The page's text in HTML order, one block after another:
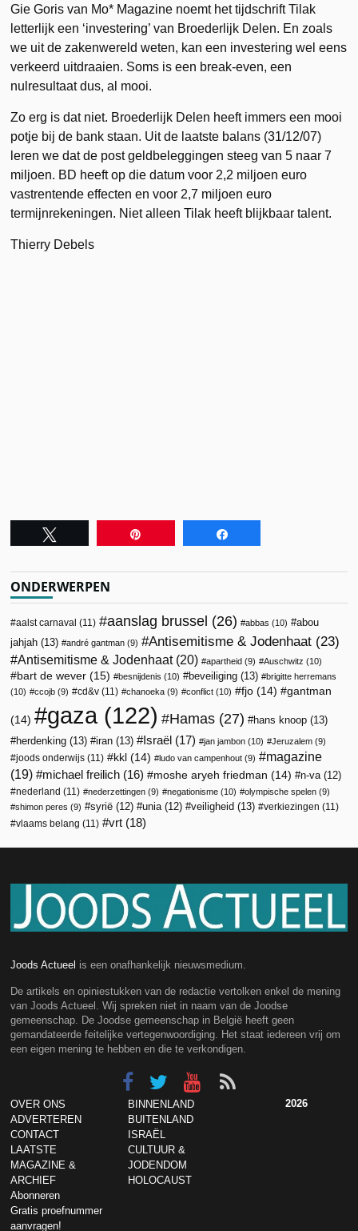
Gie Goris van Mo* Magazine noemt het tijdschrift Tilak
letterlijk een ‘investering’ van Broederlijk Delen. En zoals
we uit de zakenwereld weten, kan een investering wel eens
verkeerd uitdraaien. Soms is een break-even, een
nulresultaat dus, al mooi.
Zo erg is dat niet. Broederlijk Delen heeft immers een mooi
potje bij de bank staan. Uit de laatste balans (31/12/07)
leren we dat de post geldbeleggingen steeg van 5 naar 7
miljoen. BD heeft op die datum voor 2,2 miljoen euro
vastrentende effecten en voor 2,7 miljoen euro
termijnrekeningen. Niet alleen Tilak heeft blijkbaar talent.
Thierry Debels
ONDERWERPEN
aalst carnaval (11) aanslag brussel (26) abbas (10)
abou
jahjah (13) andré gantman (9) Antisemitisme & Jodenhaat (23)
Antisemitisme & Jodenhaat(20) apartheid (9) Auschwitz (10)
bart de wever (15) besnijdenis (10) beveiliging (13)
brigitte herremans
(10)
ccojb (9) cd&v (11) chanoeka (9) conflict (10) fjo (14) gantman
(14) gaza (122) Hamas (27) hans knoop (13)
herdenking (13) iran (13) Israël (17) jan jambon (10) Jeruzalem (9)
joods onderwijs (11) kkl (14) ludo van campenhout (9)
magazine
(19)
michael freilich (16) moshe aryeh friedman (14) n-va (12)
nederland (11) nederzettingen (9) negationisme (10) olympische spelen (9)
shimon peres (9) syrië (12) unia (12) veiligheid (13) verkiezingen (11)
vlaams belang (11) vrt (18)
Joods Actueel is een onafhankelijk nieuwsmedium.
De artikels en opiniestukken van de redactie vertolken enkel de mening
van Joods Actueel. Wij spreken niet in naam van de Joodse
gemeenschap. De Joodse gemeenschap in België heeft geen
gemandateerde feitelijke vertegenwoordiging. Het staat iedereen vrij om
een eigen mening te hebben en die te verkondigen.
OVER ONS
ADVERTEREN
CONTACT
LAATSTE
MAGAZINE &
ARCHIEF
Abonneren
Gratis proefnummer
aanvragen!
BINNENLAND
BUITENLAND
ISRAËL
CULTUUR &
JODENDOM
HOLOCAUST
2026